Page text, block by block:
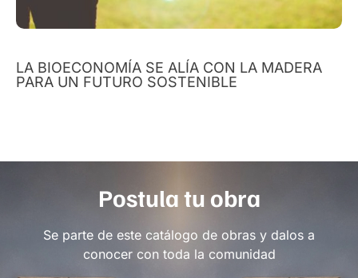
LA BIOECONOMÍA SE ALÍA CON LA MADERA
PARA UN FUTURO SOSTENIBLE
Postula tu obra
Se parte de este catálogo de obras y dalos a
conocer con toda la comunidad